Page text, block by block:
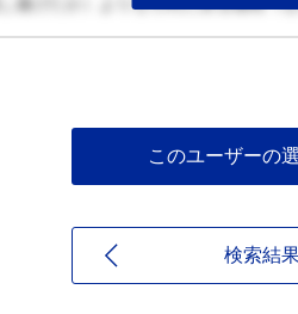
このユーザーの
検索結